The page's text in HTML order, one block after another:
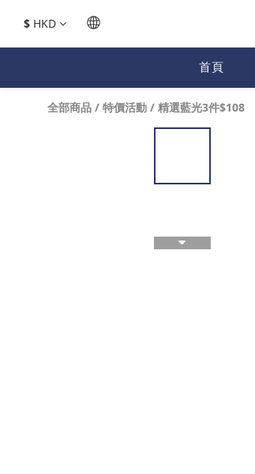
$ HKD
首頁
全部商品 / 特價活動 / 精選藍光3件$108